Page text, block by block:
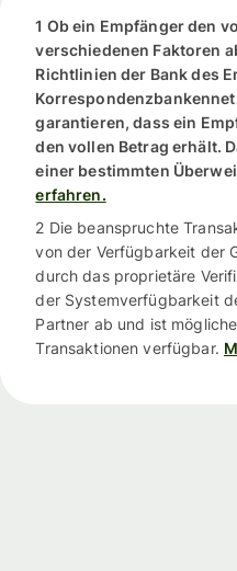
1 Ob ein Empfänger den
verschiedenen Faktoren
Richtlinien der Bank des
garantieren, dass ein
den vollen Betrag erhält.
einer bestimmten
erfahren.
2 Die beanspruchte
von der Verfügbarkeit der
durch das proprietäre
der Systemverfügbarkeit
Partner ab und ist
Transaktionen verfügbar.